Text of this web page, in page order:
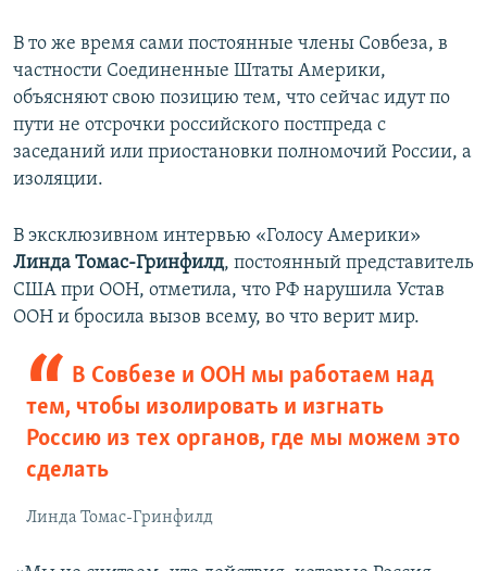
В то же время сами постоянные члены Совбеза, в
частности Соединенные Штаты Америки,
объясняют свою позицию тем, что сейчас идут по
пути не отсрочки российского постпреда с
заседаний или приостановки полномочий России, а
изоляции.
В эксклюзивном интервью «Голосу Америки»
Линда Томас-Гринфилд, постоянный представитель
США при ООН, отметила, что РФ нарушила Устав
ООН и бросила вызов всему, во что верит мир.
В Совбезе и ООН мы работаем над
тем, чтобы изолировать и изгнать
Россию из тех органов, где мы можем это
сделать
Линда Томас-Гринфилд